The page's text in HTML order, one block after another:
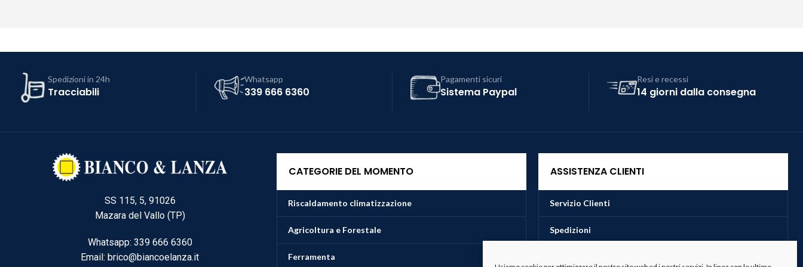
Spedizioni in 24h
Tracciabili
Whatsapp
339 666 6360
Pagamenti sicuri
Sistema Paypal
Resi e recessi
14 giorni dalla consegna
SS 115, 5, 91026
Mazara del Vallo (TP)
Whatsapp: 339 666 6360
Email: brico@biancoelanza.it
CATEGORIE DEL MOMENTO
Riscaldamento climatizzazione
Agricoltura e Forestale
Ferramenta
ASSISTENZA CLIENTI
Servizio Clienti
Spedizioni